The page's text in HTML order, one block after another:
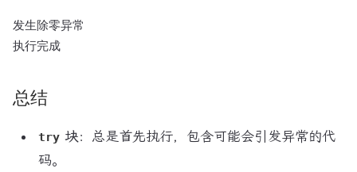
发生除零异常
总结
try 块：总是首先执行，包含可能会引发异常的代
码。